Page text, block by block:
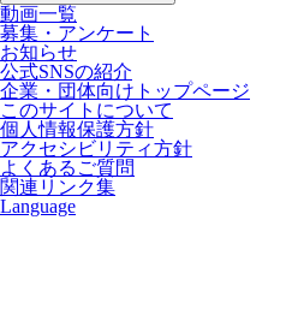
動画一覧
募集・アンケート
お知らせ
公式SNSの紹介
企業・団体向けトップページ
このサイトについて
個人情報保護方針
アクセシビリティ方針
よくあるご質問
関連リンク集
Language